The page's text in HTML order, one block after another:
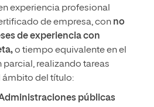
experiencia profesional
de empresa, con no
de experiencia con
o tiempo equivalente en el
realizando tareas
ámbito del título:
públicas